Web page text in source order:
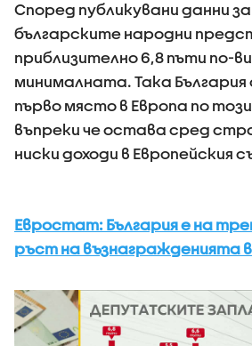
Според публикувани данни
българските народни
приблизително 6,8 пъти по-
минималната. Така
първо място в Европа по
въпреки че остава сред
ниски доходи в Европейския
Евростат: България е на
ръст на възнагражденията в